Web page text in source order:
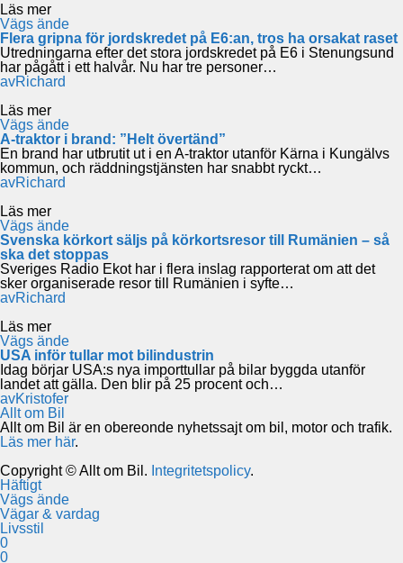
Läs mer
Vägs ände
Flera gripna för jordskredet på E6:an, tros ha orsakat raset
Utredningarna efter det stora jordskredet på E6 i Stenungsund
har pågått i ett halvår. Nu har tre personer…
avRichard
Läs mer
Vägs ände
A-traktor i brand: ”Helt övertänd”
En brand har utbrutit ut i en A-traktor utanför Kärna i Kungälvs
kommun, och räddningstjänsten har snabbt ryckt…
avRichard
Läs mer
Vägs ände
Svenska körkort säljs på körkortsresor till Rumänien – så
ska det stoppas
Sveriges Radio Ekot har i flera inslag rapporterat om att det
sker organiserade resor till Rumänien i syfte…
avRichard
Läs mer
Vägs ände
USA inför tullar mot bilindustrin
Idag börjar USA:s nya importtullar på bilar byggda utanför
landet att gälla. Den blir på 25 procent och…
avKristofer
Allt om Bil
Allt om Bil är en obereonde nyhetssajt om bil, motor och trafik.
Läs mer här.
Copyright © Allt om Bil. Integritetspolicy.
Häftigt
Vägs ände
Vägar & vardag
Livsstil
0
0